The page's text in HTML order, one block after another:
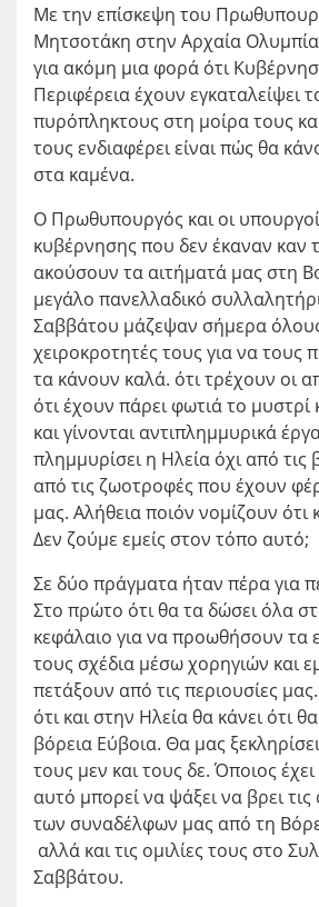
Με την επίσκεψη του
Μητσοτάκη στην Αρχαία Ολυμπία
για ακόμη μια φορά ότι
Περιφέρεια έχουν εγκαταλείψει
πυρόπληκτους στη μοίρα τους
τους ενδιαφέρει είναι πώς θα
στα καμένα.
Ο Πρωθυπουργός και οι
κυβέρνησης που δεν έκαναν καν
ακούσουν τα αιτήματά μας στη
μεγάλο πανελλαδικό
Σαββάτου μάζεψαν σήμερα
χειροκροτητές τους για να τους
τα κάνουν καλά. ότι τρέχουν οι
ότι έχουν πάρει φωτιά το μυστρί
και γίνονται αντιπλημμυρικά
πλημμυρίσει η Ηλεία όχι από τις
από τις ζωοτροφές που έχουν
μας. Αλήθεια ποιόν νομίζουν ότι
Δεν ζούμε εμείς στον τόπο αυτό;
Σε δύο πράγματα ήταν πέρα για
Στο πρώτο ότι θα τα δώσει όλα
κεφάλαιο για να προωθήσουν τα
τους σχέδια μέσω χορηγιών και
πετάξουν από τις περιουσίες
ότι και στην Ηλεία θα κάνει ότι
βόρεια Εύβοια. Θα μας
τους μεν και τους δε. Όποιος
αυτό μπορεί να ψάξει να βρει τις
των συναδέλφων μας από τη
αλλά και τις ομιλίες τους στο
Σαββάτου.